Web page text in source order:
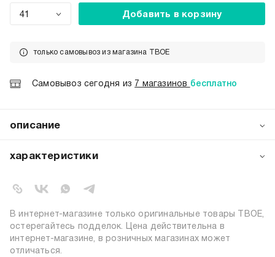
41 Добавить в корзину
только самовывоз из магазина ТВОЕ
Самовывоз сегодня из 7 магазинов бесплатно
описание
идеальный выбор для комфортного летнего сезона! Эти
характеристики
коллекция:
вид застежки:
без застежки
цвет:
черный
состав:
100% этиленвинилацетат
В интернет-магазине только оригинальные товары ТВОЕ,
остерегайтесь подделок. Цена действительна в
интернет-магазине, в розничных магазинах может
отличаться.